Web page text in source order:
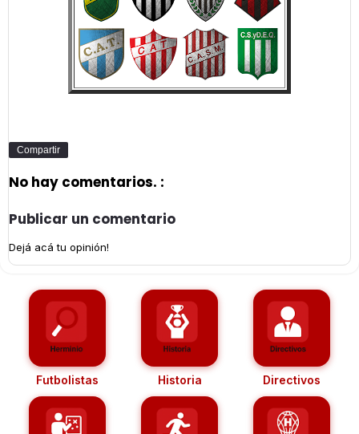
Compartir
No hay comentarios. :
Publicar un comentario
Dejá acá tu opinión!
Futbolistas Historia Directivos